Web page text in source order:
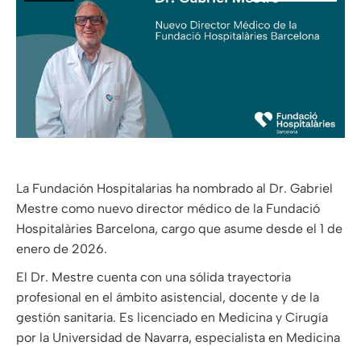
La Fundación Hospitalarias ha nombrado al Dr. Gabriel
Mestre como nuevo director médico de la Fundació
Hospitalàries Barcelona, cargo que asume desde el 1 de
enero de 2026.
El Dr. Mestre cuenta con una sólida trayectoria
profesional en el ámbito asistencial, docente y de la
gestión sanitaria. Es licenciado en Medicina y Cirugía
por la Universidad de Navarra, especialista en Medicina